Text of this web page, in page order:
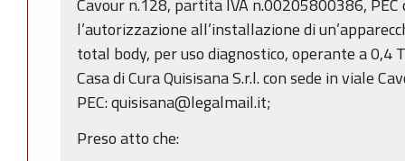
l’autorizzazione all’installazione di
total body, per uso diagnostico, operante a
Casa di Cura Quisisana S.r.l. con sede in viale
PEC: quisisana@legalmail.it;
Preso atto che: